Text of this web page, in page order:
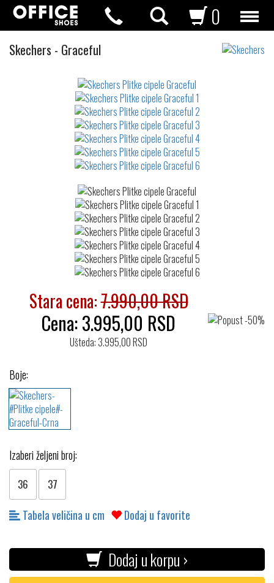
0
Skechers Plitke
- Graceful
Stara cena:7.990,00 RSD
Cena:3.995,00 RSD
Ušteda: 3.995,00 RSD
Boje:
Izaberi željeni broj:
36 37
Tabela veličina u cm Dodaj u favorite
Dodaj u korpu ›